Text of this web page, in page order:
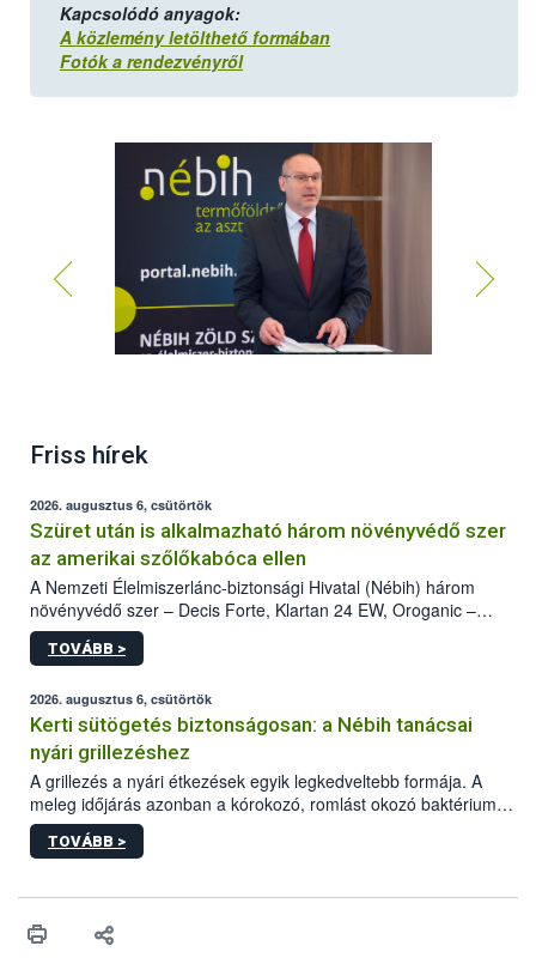
Kapcsolódó anyagok:
A közlemény letölthető formában
Fotók a rendezvényről
Friss hírek
2026. augusztus 6, csütörtök
Szüret után is alkalmazható három növényvédő szer
az amerikai szőlőkabóca ellen
A Nemzeti Élelmiszerlánc-biztonsági Hivatal (Nébih) három
növényvédő szer – Decis Forte, Klartan 24 EW, Oroganic –
engedélyokiratát módosította, így azok a szüretet követően,
egészen a vesszőérettség (BBCH 91) stádiumáig
érésű szőlőkben is legyen lehetőség a károsító elleni további
védekezésre. Az Oroganic készítmény kis kiszerelésben kiskerti
felhasználók számára is elérhető és ökológiai termesztésben is
engedélyezett.
TOVÁBB >
2026. augusztus 6, csütörtök
Kerti sütögetés biztonságosan: a Nébih tanácsai
nyári grillezéshez
A grillezés a nyári étkezések egyik legkedveltebb formája. A
meleg időjárás azonban a kórokozó, romlást okozó baktériumok
gyorsabb szaporodásának is kedvez. A szabadtéri sütögetés
ezért nem csupán a megfelelő sütési technikáról szól: legalább
higiéniai szabályok betartása, a megfelelő hőkezelés, valamint a
biztonsági Hivatal (Nébih) Oktatási Programja összegyűjtötte a
TOVÁBB >